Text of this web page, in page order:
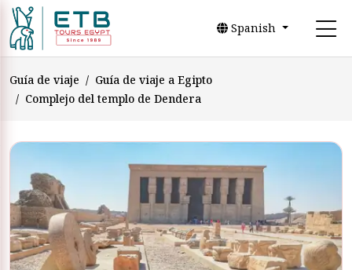
Spanish
Guía de viaje
Guía de viaje a Egipto
Complejo del templo de Dendera